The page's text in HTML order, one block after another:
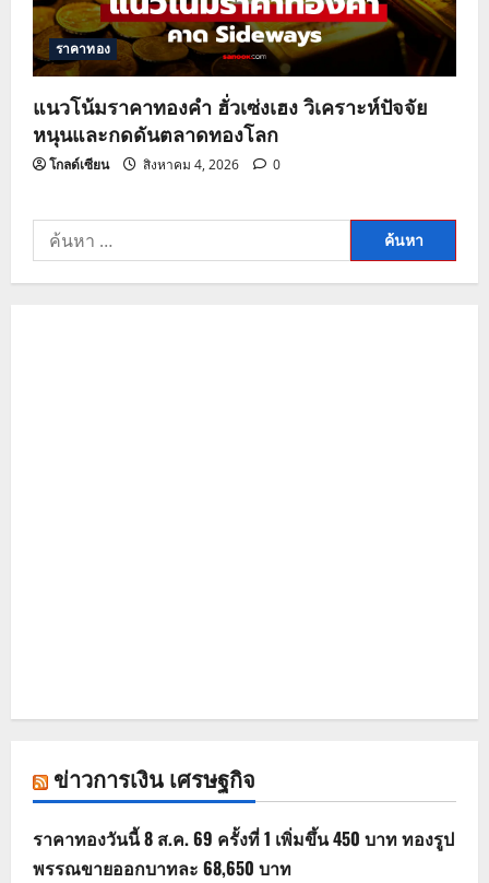
ราคาทอง
แนวโน้มราคาทองคำ ฮั่วเซ่งเฮง วิเคราะห์ปัจจัย
หนุนและกดดันตลาดทองโลก
โกลด์เซียน สิงหาคม 4, 2026 0
ค้นหา
สำหรับ:
ข่าวการเงิน เศรษฐกิจ
ราคาทองวันนี้ 8 ส.ค. 69 ครั้งที่ 1 เพิ่มขึ้น 450 บาท ทองรูป
พรรณขายออกบาทละ 68,650 บาท